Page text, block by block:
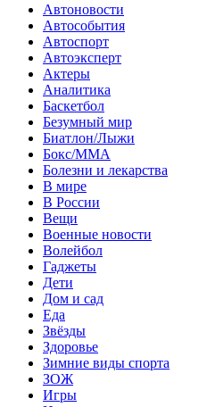
Автоновости
Автособытия
Автоспорт
Автоэксперт
Актеры
Аналитика
Баскетбол
Безумный мир
Биатлон/Лыжи
Бокс/MMA
Болезни и лекарства
В мире
В России
Вещи
Военные новости
Волейбол
Гаджеты
Дети
Дом и сад
Еда
Звёзды
Здоровье
Зимние виды спорта
ЗОЖ
Игры